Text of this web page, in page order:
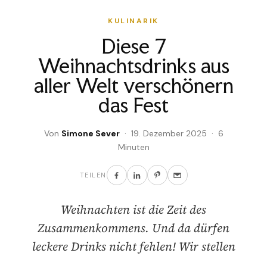
KULINARIK
Diese 7
Weihnachtsdrinks aus
aller Welt verschönern
das Fest
Von Simone Sever· 19. Dezember 2025 · 6
Minuten
TEILEN
Weihnachten ist die Zeit des
Zusammenkommens. Und da dürfen
leckere Drinks nicht fehlen! Wir stellen